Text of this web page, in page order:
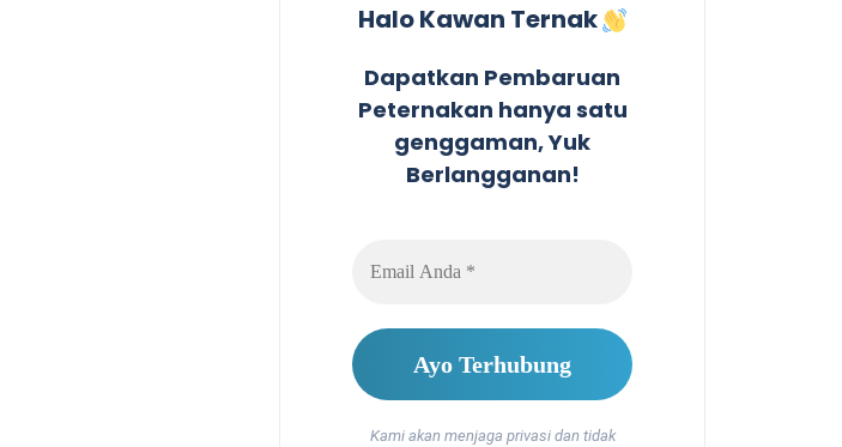
Halo Kawan Ternak
Dapatkan Pembaruan
Peternakan hanya satu
genggaman, Yuk
Berlangganan!
Kami akan menjaga privasi dan tidak